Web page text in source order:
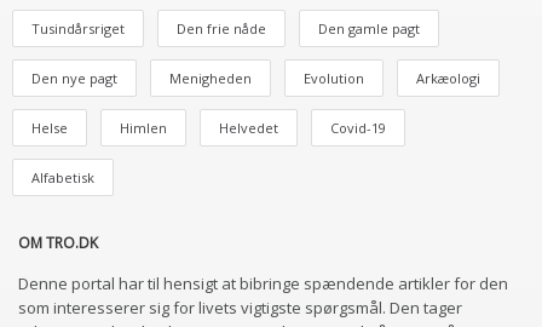
Tusindårsriget Den frie nåde Den gamle pagt
Den nye pagt Menigheden Evolution Arkæologi
Helse Himlen Helvedet Covid-19
Alfabetisk
OM TRO.DK
Denne portal har til hensigt at bibringe spændende artikler for den
som interesserer sig for livets vigtigste spørgsmål. Den tager